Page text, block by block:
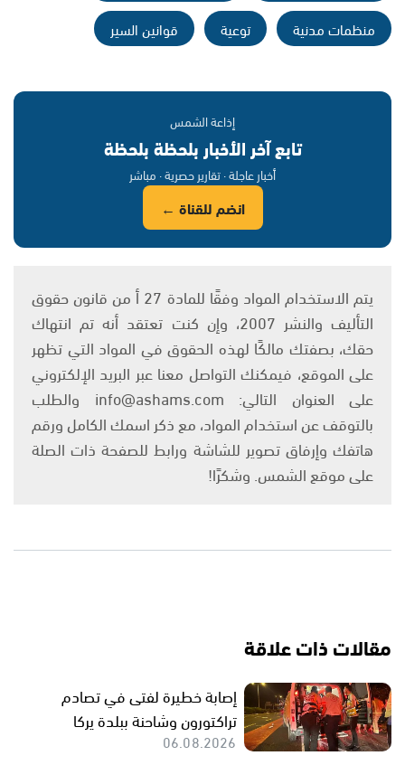
منظمات مدنية توعية قوانين السير
إذاعة الشمس
تابع آخر الأخبار بلحظة بلحظة
أخبار عاجلة · تقارير حصرية · مباشر
انضم للقناة ←
يتم الاستخدام المواد وفقًا للمادة 27 أ من قانون حقوق
التأليف والنشر 2007، وإن كنت تعتقد أنه تم انتهاك
حقك، بصفتك مالكًا لهذه الحقوق في المواد التي تظهر
على الموقع، فيمكنك التواصل معنا عبر البريد الإلكتروني
على العنوان التالي: info@ashams.com والطلب
بالتوقف عن استخدام المواد، مع ذكر اسمك الكامل ورقم
هاتفك وإرفاق تصوير للشاشة ورابط للصفحة ذات الصلة
على موقع الشمس. وشكرًا!
مقالات ذات علاقة
إصابة خطيرة لفتى في تصادم
تراكتورون وشاحنة ببلدة يركا
06.08.2026